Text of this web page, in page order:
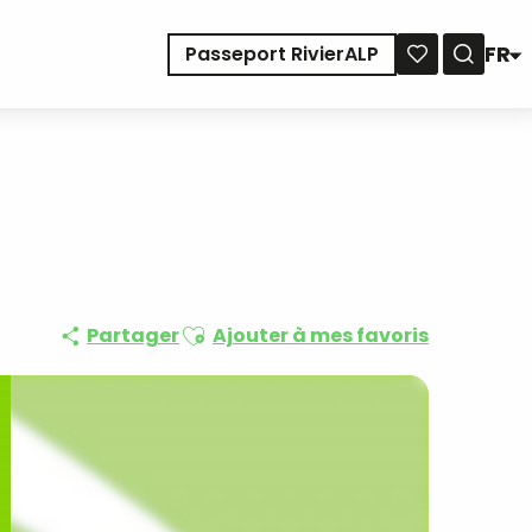
Passeport RivierALP
FR
PartagerAjouter aux favoris
Ajouter à mes favoris